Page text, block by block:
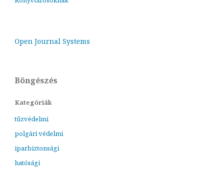
Open Journal Systems
Böngészés
Kategóriák
tűzvédelmi
polgári védelmi
iparbiztonsági
hatósági